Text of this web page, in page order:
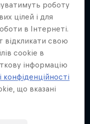
до MTB
роботу
цілей і для
в Інтернеті.
відкликати свою
cookie в
інформацію
конфіденційності
що вказані